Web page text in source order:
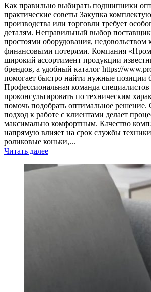
Как правильно выбирать подшипники
практические советы Закупка
производства или торговли требует
деталям. Неправильный выбор
простоями оборудования, недовольством
финансовыми потерями. Компания
широкий ассортимент продукции
брендов, а удобный каталог https://
помогает быстро найти нужные позиции
Профессиональная команда специалистов
проконсультировать по техническим
помочь подобрать оптимальное
подход к работе с клиентами делает
максимально комфортным. Качество
напрямую влияет на срок службы
роликовые коньки,...
Читать далее